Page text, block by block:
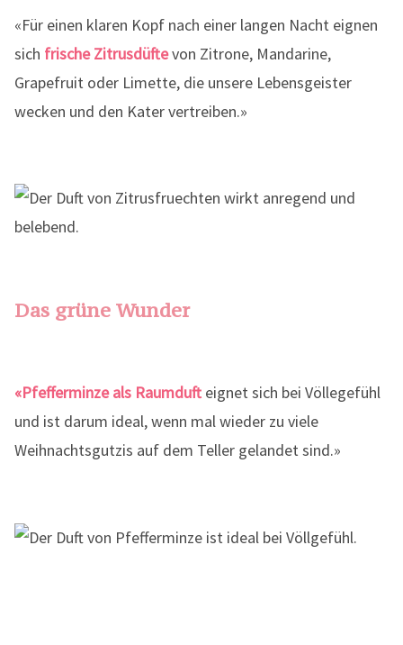
«Für einen klaren Kopf nach einer langen Nacht eignen
sich frische Zitrusdüftevon Zitrone, Mandarine,
Grapefruit oder Limette, die unsere Lebensgeister
wecken und den Kater vertreiben.»
Das grüne Wunder
«Pfefferminze als Raumdufteignet sich bei Völlegefühl
und ist darum ideal, wenn mal wieder zu viele
Weihnachtsgutzis auf dem Teller gelandet sind.»